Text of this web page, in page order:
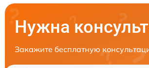
Нужна
Закажите бесплатную